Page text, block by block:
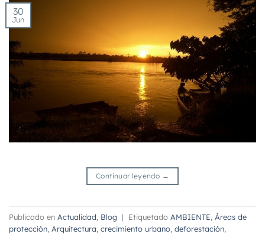
30
Jun
Continuar leyendo →
Publicado en Actualidad Blog | Etiquetado AMBIENTE Áreas de
protección Arquitectura crecimiento urbano deforestación